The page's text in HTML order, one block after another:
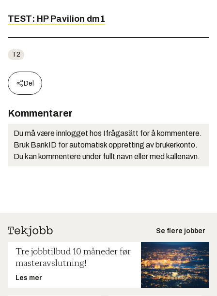
TEST: HP Pavilion dm1
T2
Del
Kommentarer
Du må være innlogget hos Ifrågasätt for å kommentere.
Bruk BankID for automatisk oppretting av brukerkonto.
Du kan kommentere under fullt navn eller med kallenavn.
Se flere jobber
Tre jobbtilbud 10 måneder før
masteravslutning!
Les mer